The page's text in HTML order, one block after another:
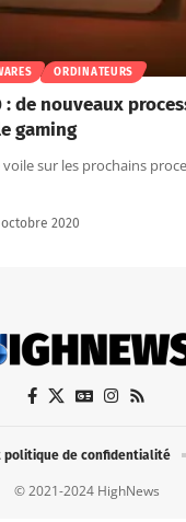
ORDINATEURS
: de nouveaux
gaming
sur les prochains
octobre 2020
© 2021-2024 HighNews
politique de confidentialité